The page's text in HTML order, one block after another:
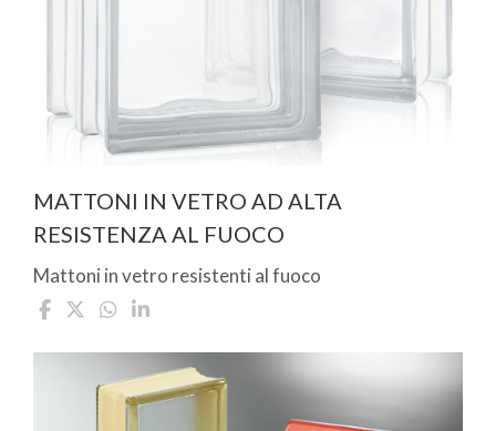
MATTONI IN VETRO AD ALTA
RESISTENZA AL FUOCO
Mattoni in vetro resistenti al fuoco